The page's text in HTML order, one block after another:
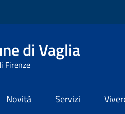
di Vaglia
Firenze
Novità Servizi